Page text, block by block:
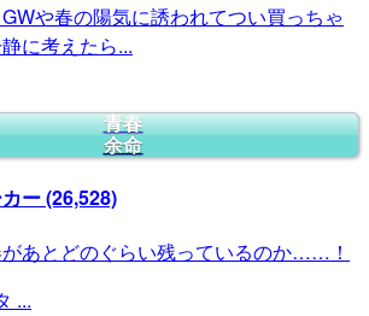
や春の陽気に誘われてつい買っちゃ
に考えたら...
青春
余命
ー(26,528)
あとどのぐらい残っているのか……！
...